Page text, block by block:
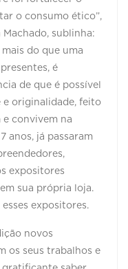
o consumo ético”,
Machado, sublinha:
do que uma
é
de que é possível
originalidade, feito
e convivem na
anos, já passaram
expositores
sua própria loja.
expositores.
novos
os seus trabalhos e